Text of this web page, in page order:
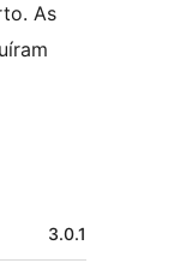
As
3.0.1